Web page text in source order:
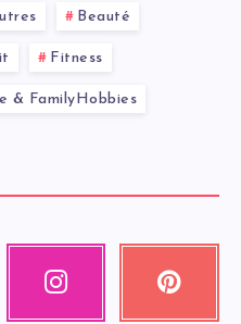
Beauté
Fitness
& FamilyHobbies